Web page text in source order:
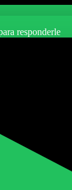
responderle